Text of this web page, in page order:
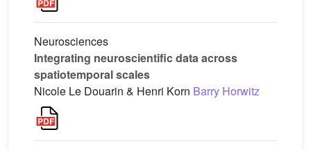
Neurosciences
Integrating neuroscientific data across
spatiotemporal scales
Nicole Le Douarin & Henri Korn Barry Horwitz